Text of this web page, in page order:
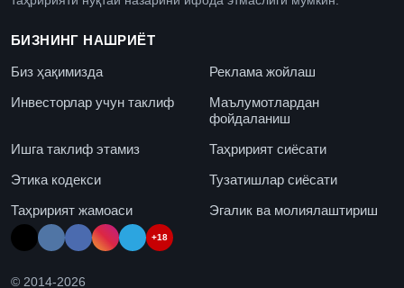
БИЗНИНГ НАШРИЁТ
Биз ҳақимизда
Реклама жойлаш
Инвесторлар учун таклиф
Маълумотлардан
фойдаланиш
Ишга таклиф этамиз
Таҳририят сиёсати
Этика кодекси
Тузатишлар сиёсати
Таҳририят жамоаси
Эгалик ва молиялаштириш
+18
© 2014-2026